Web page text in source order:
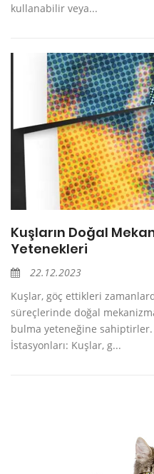
kullanabilir veya...
Kuşların Doğal
Yetenekleri
22.12.2023
Kuşlar, göç ettikleri
süreçlerinde doğal
bulma yeteneğine sahiptirler.
İstasyonları: Kuşlar, g...